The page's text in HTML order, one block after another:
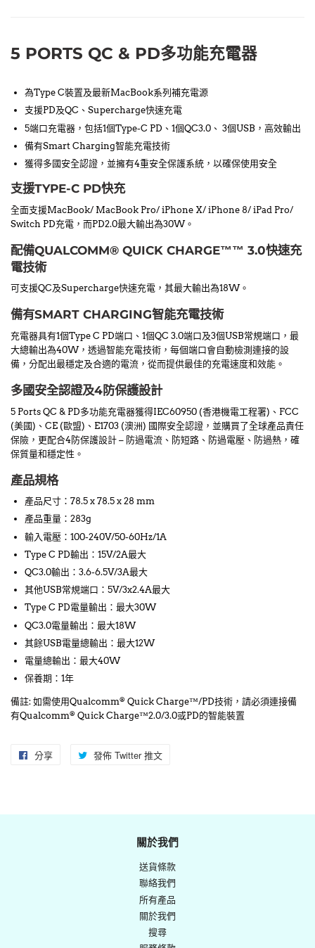
5 PORTS QC & PD多功能充電器
為Type C裝置及最新MacBook系列補充電源
支援PD及QC、Supercharge快速充電
5端口充電器，包括1個Type-C PD、1個QC3.0、 3個USB，高效輸出
備有Smart Charging智能充電技術
獲得多國安全認證，並擁有4重安全保護系統，以確保使用安全
支援TYPE-C PD快充
全面支援MacBook/ MacBook Pro/ iPhone X/ iPhone 8/ iPad Pro/
Switch PD充電，而PD2.0最大輸出為30W。
配備QUALCOMM® QUICK CHARGE™™ 3.0快速充
電技術
可支援QC及Supercharge快速充電，其最大輸出為18W。
備有SMART CHARGING智能充電技術
充電器具有1個Type C PD端口、1個QC 3.0端口及3個USB常規端口，最
大總輸出為40W，透過智能充電技術，每個端口會自動檢測連接的設
備，分配出最穩定及合適的電流，從而提供最佳的充電速度和效能。
多國安全認證及4防保護設計
5 Ports QC & PD多功能充電器獲得IEC60950 (香港機電工程署)、FCC
(美國)、CE (歐盟)、E1703 (澳洲) 國際安全認證，並購買了全球產品責任
保險，更配合4防保護設計 – 防過電流、防短路、防過電壓、防過熱，確
保質量和穩定性。
產品規格
產品尺寸：78.5 x 78.5 x 28 mm
產品重量：283g
輸入電壓：100-240V/50-60Hz/1A
Type C PD輸出：15V/2A最大
QC3.0輸出：3.6-6.5V/3A最大
其他USB常規端口：5V/3x2.4A最大
Type C PD電量輸出：最大30W
QC3.0電量輸出：最大18W
其餘USB電量總輸出：最大12W
電量總輸出：最大40W
保養期：1年
備註: 如需使用Qualcomm® Quick Charge™/PD技術，請必須連接備
有Qualcomm® Quick Charge™2.0/3.0或PD的智能裝置
分享
Facebook
發佈 Twitter 推文
發
佈
推
文
關於我們
送貨條款
聯絡我們
所有產品
關於我們
搜尋